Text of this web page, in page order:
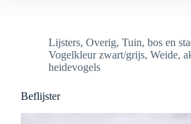
Lijsters, Overig, Tuin, bos en
Vogelkleur zwart/grijs, Weide,
heidevogels
Beflijster